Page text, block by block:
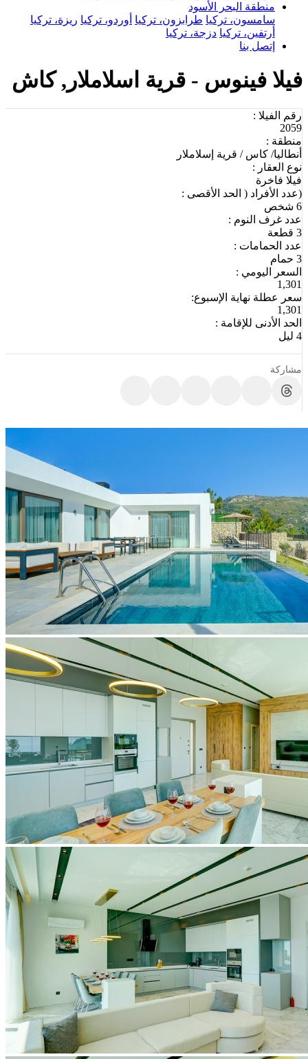
منطقة البحر الأسود
سامسون، تركيا طرابزون، تركيا أوردو، تركيا ريزة، تركيا
أرتفين، تركيا دزجة، تركيا
إتصل بنا
فيلا فينوس - قرية اسلاملار, كاش
رقم الفيلا :
2059
منطقة :
أنطاليا/ كاس / قرية إسلاملار
نوع العقار :
فيلا فاخرة
(عدد الأفراد ( الحد الأقصى :
6 شخص
عدد غرف النوم :
3 قطعة
عدد الحمامات :
3 حمام
السعر اليومي :
1,301
سعر عطلة نهاية الإسبوع:
1,301
الحد الأدنى للإقامة :
4 ليل
مشاركة